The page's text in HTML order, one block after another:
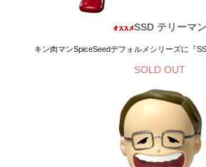
SSD テリーマン
キン肉マンSpiceSeedデフォルメシリーズに『
SOLD OUT